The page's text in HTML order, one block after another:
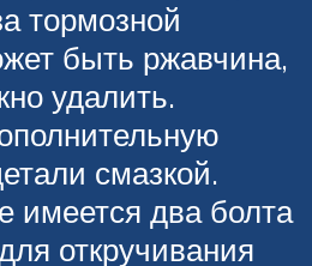
тормозной
быть ржавчина,
удалить.
смазкой.
имеется два болта
откручивания